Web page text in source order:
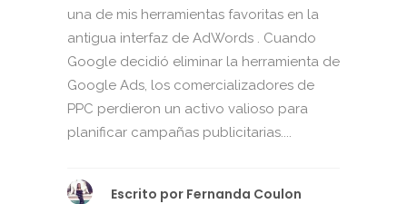
una de mis herramientas favoritas en la
antigua interfaz de AdWords . Cuando
Google decidió eliminar la herramienta de
Google Ads, los comercializadores de
PPC perdieron un activo valioso para
planificar campañas publicitarias....
Escrito por Fernanda Coulon